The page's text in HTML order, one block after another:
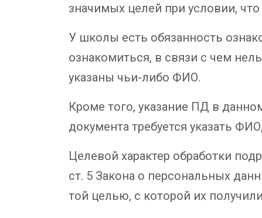
значимых целей при условии,
У школы есть обязанность
ознакомиться, в связи с чем
указаны чьи-либо ФИО.
Кроме того, указание ПД в
документа требуется указать
Целевой характер обработки
ст. 5 Закона о персональных
той целью, с которой их